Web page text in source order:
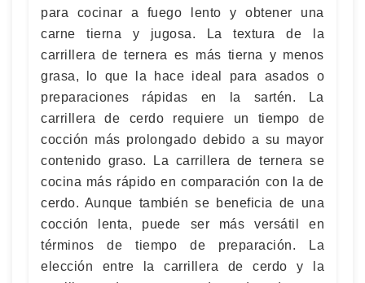
para cocinar a fuego lento y obtener una
carne tierna y jugosa. La textura de la
carrillera de ternera es más tierna y menos
grasa, lo que la hace ideal para asados o
preparaciones rápidas en la sartén. La
carrillera de cerdo requiere un tiempo de
cocción más prolongado debido a su mayor
contenido graso. La carrillera de ternera se
cocina más rápido en comparación con la de
cerdo. Aunque también se beneficia de una
cocción lenta, puede ser más versátil en
términos de tiempo de preparación. La
elección entre la carrillera de cerdo y la